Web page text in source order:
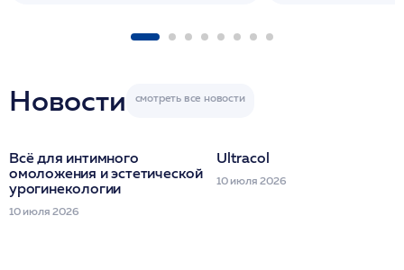
Новости
Всё для интимного
омоложения и эстетической
урогинекологии
10 июля 2026
Ultracol
10 июля 2026